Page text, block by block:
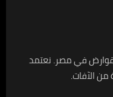
في مصر. نعتمد
من الآفات.